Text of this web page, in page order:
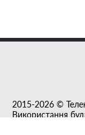
2015-2026 ©
Використання